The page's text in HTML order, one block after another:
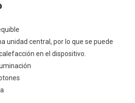
unidad central, por lo que se puede
en el dispositivo.